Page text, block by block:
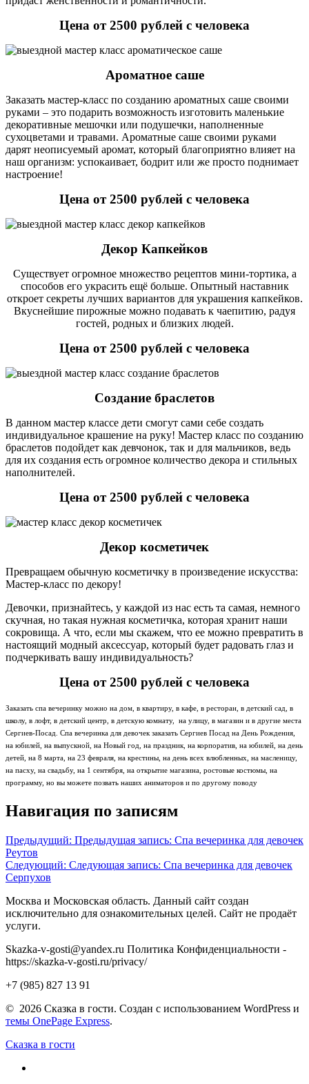
Цена от 2500 рублей с человека
Ароматное саше
Заказать мастер-класс по созданию ароматных саше своими
руками – это подарить возможность изготовить маленькие
декоративные мешочки или подушечки, наполненные
сухоцветами и травами. Ароматные саше своими руками
дарят неописуемый аромат, который благоприятно влияет на
наш организм: успокаивает, бодрит или же просто поднимает
настроение!
Цена от 2500 рублей с человека
Декор Капкейков
Существует огромное множество рецептов мини-тортика, а
способов его украсить ещё больше. Опытный наставник
откроет секреты лучших вариантов для украшения капкейков.
Вкуснейшие пирожные можно подавать к чаепитию, радуя
гостей, родных и близких людей.
Цена от 2500 рублей с человека
Создание браслетов
В данном мастер классе дети смогут сами себе создать
индивидуальное крашение на руку! Мастер класс по созданию
браслетов подойдет как девчонок, так и для мальчиков, ведь
для их создания есть огромное количество декора и стильных
наполнителей.
Цена от 2500 рублей с человека
Декор косметичек
Превращаем обычную косметичку в произведение искусства:
Мастер-класс по декору!
Девочки, признайтесь, у каждой из нас есть та самая, немного
скучная, но такая нужная косметичка, которая хранит наши
сокровища. А что, если мы скажем, что ее можно превратить в
настоящий модный аксессуар, который будет радовать глаз и
подчеркивать вашу индивидуальность?
Цена от 2500 рублей с человека
Заказать спа вечеринку можно на дом, в квартиру, в кафе, в ресторан, в детский сад, в
школу, в лофт, в детский центр, в детскую комнату, на улицу, в магазин и в другие места
Сергиев-Посад. Спа вечеринка для девочек заказать Сергиев Посад на День Рождения,
на юбилей, на выпускной, на Новый год, на праздник, на корпоратив, на юбилей, на день
детей, на 8 марта, на 23 февраля, на крестины, на день всех влюбленных, на масленицу,
на пасху, на свадьбу, на 1 сентября, на открытие магазина, ростовые костюмы, на
программу, но вы можете позвать наших аниматоров и по другому поводу
Навигация по записям
Предыдущий: Предыдущая запись: Спа вечеринка для девочек
Реутов
Следующий: Следующая запись: Спа вечеринка для девочек
Серпухов
Москва и Московская область. Данный сайт создан
исключительно для ознакомительных целей. Сайт не продаёт
услуги.
Skazka-v-gosti@yandex.ru Политика Конфиденциальности -
https://skazka-v-gosti.ru/privacy/
+7 (985) 827 13 91
© 2026 Сказка в гости. Создан с использованием WordPress и
темы OnePage Express.
Сказка в гости